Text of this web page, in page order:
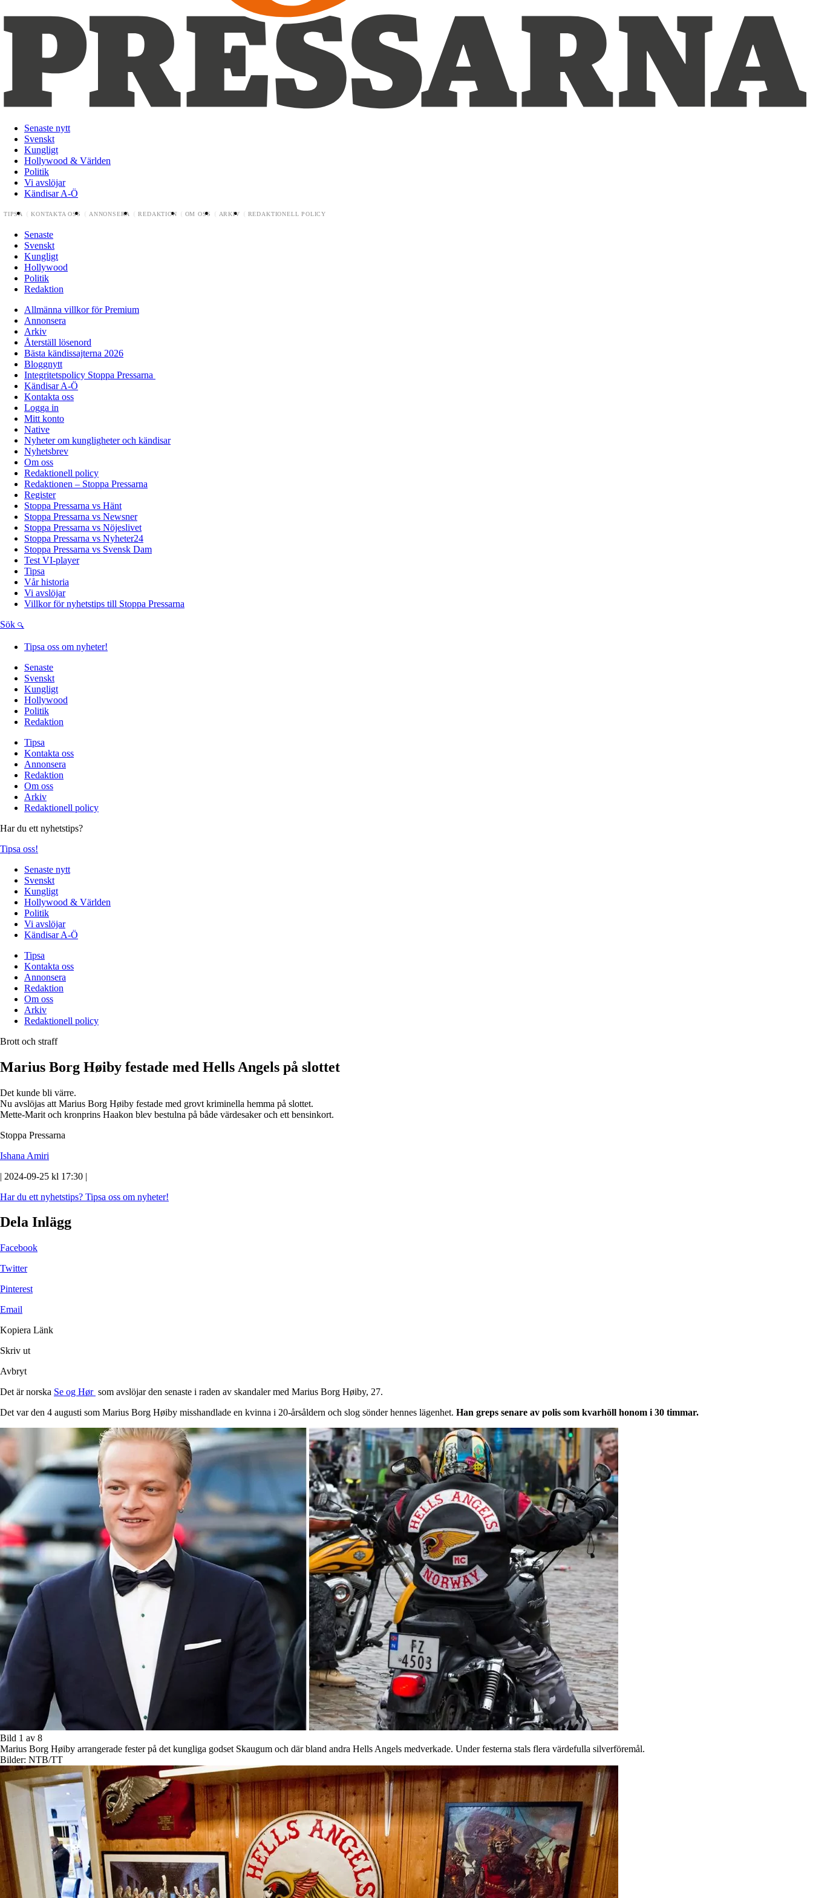
Senaste nytt
Svenskt
Kungligt
Hollywood & Världen
Politik
Vi avslöjar
Kändisar A-Ö
TIPSA KONTAKTA OSS ANNONSERA REDAKTION OM OSS ARKIV REDAKTIONELL POLICY
Senaste
Svenskt
Kungligt
Hollywood
Politik
Redaktion
Allmänna villkor för Premium
Annonsera
Arkiv
Återställ lösenord
Bästa kändissajterna 2026
Bloggnytt
Integritetspolicy Stoppa Pressarna
Kändisar A-Ö
Kontakta oss
Logga in
Mitt konto
Native
Nyheter om kungligheter och kändisar
Nyhetsbrev
Om oss
Redaktionell policy
Redaktionen – Stoppa Pressarna
Register
Stoppa Pressarna vs Hänt
Stoppa Pressarna vs Newsner
Stoppa Pressarna vs Nöjeslivet
Stoppa Pressarna vs Nyheter24
Stoppa Pressarna vs Svensk Dam
Test VI-player
Tipsa
Vår historia
Vi avslöjar
Villkor för nyhetstips till Stoppa Pressarna
Sök
Tipsa oss om nyheter!
Senaste
Svenskt
Kungligt
Hollywood
Politik
Redaktion
Tipsa
Kontakta oss
Annonsera
Redaktion
Om oss
Arkiv
Redaktionell policy
Har du ett nyhetstips?
Tipsa oss!
Senaste nytt
Svenskt
Kungligt
Hollywood & Världen
Politik
Vi avslöjar
Kändisar A-Ö
Tipsa
Kontakta oss
Annonsera
Redaktion
Om oss
Arkiv
Redaktionell policy
Brott och straff
Marius Borg Høiby festade med Hells Angels på slottet
Det kunde bli värre.
Nu avslöjas att Marius Borg Høiby festade med grovt kriminella hemma på slottet.
Mette-Marit och kronprins Haakon blev bestulna på både värdesaker och ett bensinkort.
Stoppa Pressarna
Ishana Amiri
| 2024-09-25 kl 17:30 |
Har du ett nyhetstips? Tipsa oss om nyheter!
Dela Inlägg
Facebook
Twitter
Pinterest
Email
Kopiera Länk
Skriv ut
Avbryt
Det är norska Se og Hør som avslöjar den senaste i raden av skandaler med Marius Borg Høiby, 27.
Det var den 4 augusti som Marius Borg Høiby misshandlade en kvinna i 20-årsåldern och slog sönder hennes lägenhet. Han greps senare av polis som kvarhöll honom i 30 timmar.
Bild 1 av 8
Marius Borg Høiby arrangerade fester på det kungliga godset Skaugum och där bland andra Hells Angels medverkade. Under festerna stals flera värdefulla silverföremål.
Bilder: NTB/TT